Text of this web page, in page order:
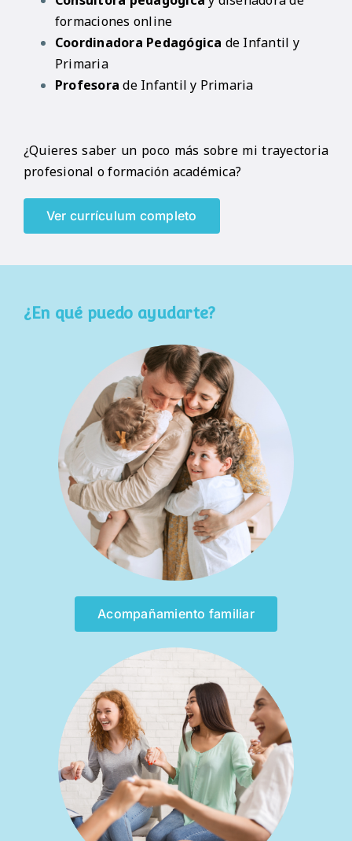
formaciones online
Coordinadora Pedagógica de Infantil y
Primaria
Profesorade Infantil y Primaria
¿Quieres saber un poco más sobre mi trayectoria
profesional o formación académica?
Ver currículum completo
¿En qué puedo ayudarte?
Acompañamiento familiar